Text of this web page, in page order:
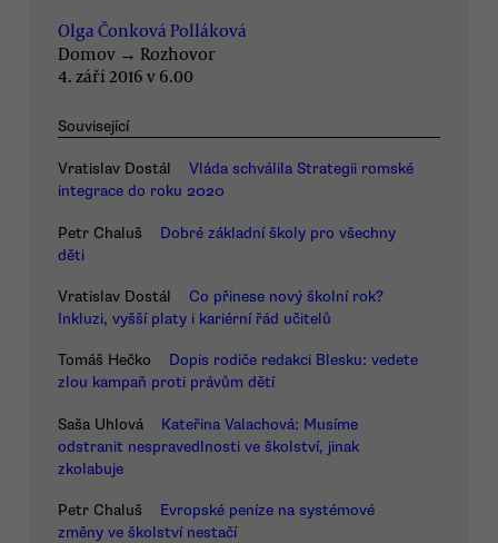
Olga Čonková Polláková
Domov → Rozhovor
4. září 2016 v 6.00
Související
Vratislav Dostál
Vláda schválila Strategii romské
integrace do roku 2020
Petr Chaluš
Dobré základní školy pro všechny
děti
Vratislav Dostál
Co přinese nový školní rok?
Inkluzi, vyšší platy i kariérní řád učitelů
Tomáš Hečko
Dopis rodiče redakci Blesku: vedete
zlou kampaň proti právům dětí
Saša Uhlová
Kateřina Valachová: Musíme
odstranit nespravedlnosti ve školství, jinak
zkolabuje
Petr Chaluš
Evropské peníze na systémové
změny ve školství nestačí